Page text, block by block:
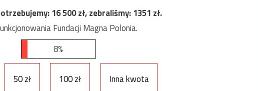
16 500zł, zebraliśmy:1351 zł.
Fundacji Magna Polonia.
8%
50 zł 100 zł Inna kwota